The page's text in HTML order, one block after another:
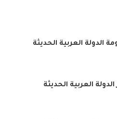
الدولة العربية الحديثة
العربية الحديثة